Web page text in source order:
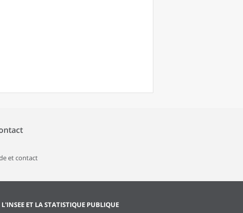
et contact
L'INSEE ET LA STATISTIQUE PUBLIQUE